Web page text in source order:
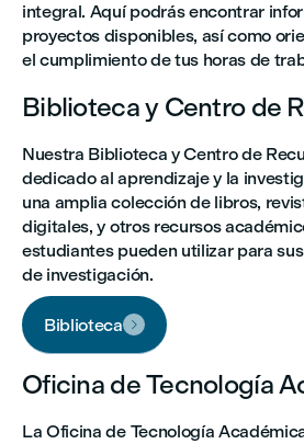
integral. Aquí podrás encontrar
proyectos disponibles, así como
el cumplimiento de tus horas de
Biblioteca y Centro de
Nuestra Biblioteca y Centro de
dedicado al aprendizaje y la
una amplia colección de libros,
digitales, y otros recursos
estudiantes pueden utilizar para
de investigación.
Biblioteca 
Oficina de Tecnología
La Oficina de Tecnología